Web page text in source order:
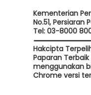
Kementerian
No.51, Persiaran
Tel: 03-8000
Hakcipta
Paparan Terbaik
menggunakan
Chrome versi